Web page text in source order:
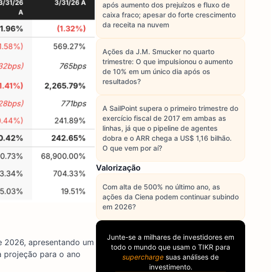
2026, apresentando um
projeção para o ano
após aumento dos prejuízos e fluxo de
caixa fraco; apesar do forte crescimento
da receita na nuvem
Ações da J.M. Smucker no quarto
trimestre: O que impulsionou o aumento
de 10% em um único dia após os
resultados?
A SailPoint supera o primeiro trimestre do
exercício fiscal de 2017 em ambas as
linhas, já que o pipeline de agentes
dobra e o ARR chega a US$ 1,16 bilhão.
O que vem por aí?
Valorização
Com alta de 500% no último ano, as
ações da Ciena podem continuar subindo
em 2026?
Junte-se a milhares de investidores em
todo o mundo que usam o TIKR para
supercharge suas análises de
investimento.